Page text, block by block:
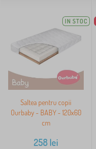
IN STOC
Saltea pentru copii
Ourbaby - BABY - 120x60
cm
258 lei